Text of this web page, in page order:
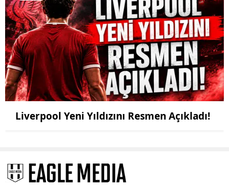
Liverpool Yeni Yıldızını Resmen Açıkladı!